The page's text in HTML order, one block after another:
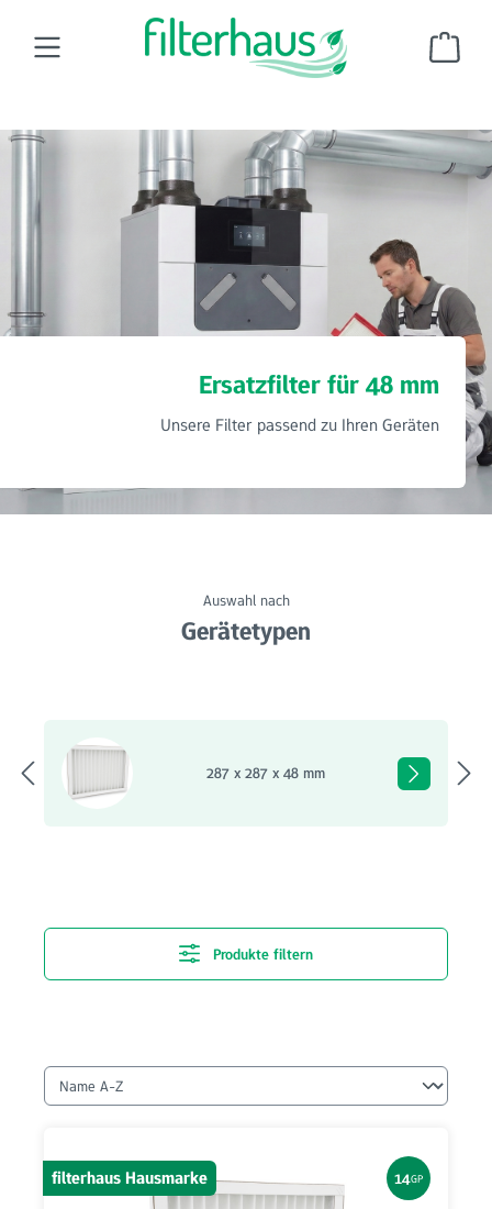
Zum Hauptinhalt springen
Wohnraumluftfilter
Ersatzfilter für Filterhaus
48 mm
Ersatzfilter für 48 mm
Unsere Filter passend zu Ihren Geräten
Auswahl nach
Gerätetypen
287 x 287 x 48 mm
Produkte filtern
filterhaus Hausmarke 14GP